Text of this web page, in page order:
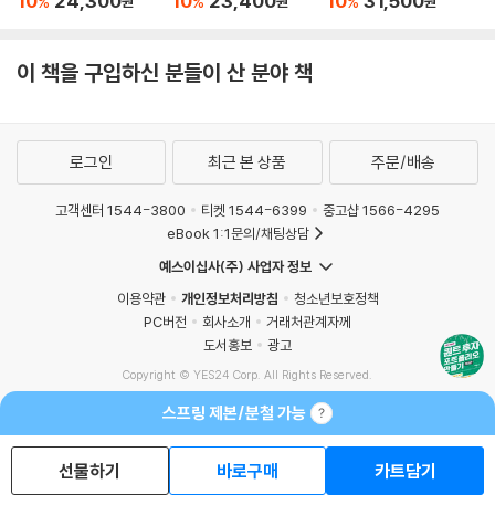
이 책을 구입하신 분들이 산 분야 책
스프링 제본/분철 가능
선물하기 바로구매 카트담기
로그인 최근 본 상품 주문/배송
고객센터 1544-3800 티켓 1544-6399
중고샵 1566-4295
eBook 1:1문의/채팅상담
예스이십사(주) 사업자 정보
이용약관
개인정보처리방침
청소년보호정책
PC버전
회사소개
거래처관계자께
도서홍보
광고
Copyright © YES24 Corp. All Rights Reserved.
MATOM5